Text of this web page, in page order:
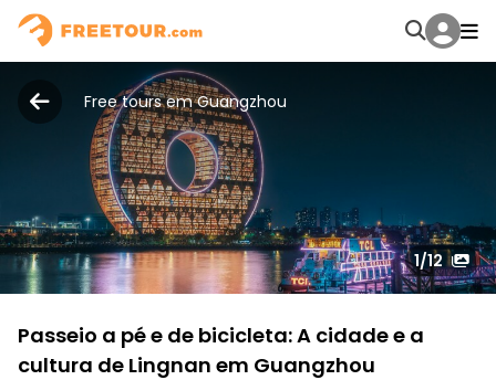
Free tours em Guangzhou
1/12
Passeio a pé e de bicicleta: A cidade e a
cultura de Lingnan em Guangzhou